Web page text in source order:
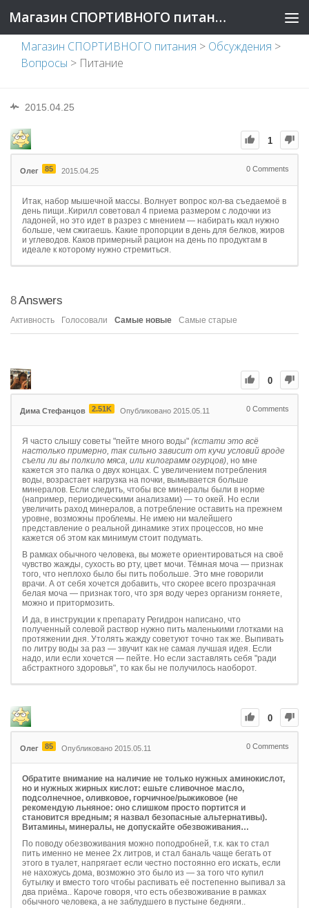
Магазин СПОРТИВНОГО питания
Магазин СПОРТИВНОГО питания > Обсуждения >
Вопросы > Питание
2015.04.25
1
Олег 85 2015.04.25 0 Comments
Итак, набор мышечной массы. Волнует вопрос кол-ва съедаемоё в
день пищи..Кирилл советовал 4 приема размером с лодочки из
ладоней, но это идет в разрез с мнением — набирать ккал нужно
больше, чем сжигаешь. Какие пропорции в день для белков, жиров
и углеводов. Каков примерный рацион на день по продуктам в
идеале к которому нужно стремиться.
8Answers
Активность Голосовали Самые новые Самые старые
0
Дима Стефанцов 2.51K Опубликовано 2015.05.11 0 Comments
Я часто слышу советы "пейте много воды" (кстати это всё
настолько примерно, так сильно зависит от кучи условий вроде
съели ли вы полкило мяса, или килограмм огурцов), но мне
кажется это палка о двух концах. С увеличением потребления
воды, возрастает нагрузка на почки, вымывается больше
минералов. Если следить, чтобы все минералы были в норме
(например, периодическими анализами) — то окей. Но если
увеличить раход минералов, а потребление оставить на прежнем
уровне, возможны проблемы. Не имею ни малейшего
представление о реальной динамике этих процессов, но мне
кажется об этом как минимум стоит подумать.
В рамках обычного человека, вы можете ориентироваться на своё
чувство жажды, сухость во рту, цвет мочи. Тёмная моча — признак
того, что неплохо было бы пить побольше. Это мне говорили
врачи. А от себя хочется добавить, что скорее всего прозрачная
белая моча — признак того, что зря воду через организм гоняете,
можно и притормозить.
И да, в инструкции к препарату Регидрон написано, что
полученный солевой раствор нужно пить маленькими глотками на
протяжении дня. Утолять жажду советуют точно так же. Выпивать
по литру воды за раз — звучит как не самая лучшая идея. Если
надо, или если хочется — пейте. Но если заставлять себя "ради
абстрактного здоровья", то как бы не получилось наоборот.
0
Олег 85 Опубликовано 2015.05.11 0 Comments
Обратите внимание на наличие не только нужных аминокислот,
но и нужных жирных кислот: ешьте сливочное масло,
подсолнечное, оливковое, горчичное/рыжиковое (не
рекомендую льняное: оно слишком просто портится и
становится вредным; я назвал безопасные альтернативы).
Витамины, минералы, не допускайте обезвоживания…
По поводу обезвоживания можно поподробней, т.к. как то стал
пить именно не менее 2х литров, и стал баналь чаще бегать от
этого в туалет, напрягает если честно постоянно его искать, если
не нахожусь дома, возможно это было из — за того что купил
бутылку и вместо того чтобы распивать её постепенно выпивал за
два приёма.. Кароче говоря, что есть обезвоживание в рамках
обычного человека, а не заблудшего в пустыне бедняги..